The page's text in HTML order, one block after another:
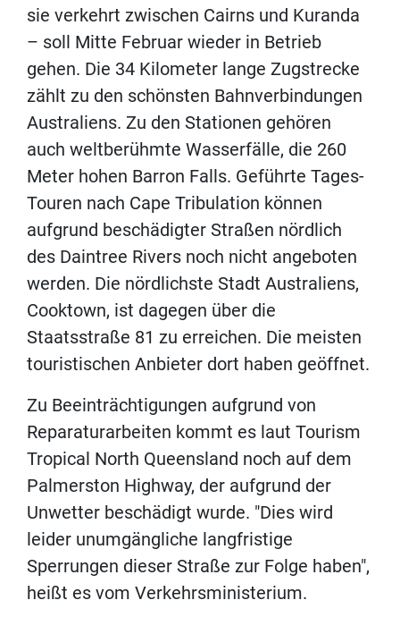
sie verkehrt zwischen Cairns und Kuranda
– soll Mitte Februar wieder in Betrieb
gehen. Die 34 Kilometer lange Zugstrecke
zählt zu den schönsten Bahnverbindungen
Australiens. Zu den Stationen gehören
auch weltberühmte Wasserfälle, die 260
Meter hohen Barron Falls. Geführte Tages-
Touren nach Cape Tribulation können
aufgrund beschädigter Straßen nördlich
des Daintree Rivers noch nicht angeboten
werden. Die nördlichste Stadt Australiens,
Cooktown, ist dagegen über die
Staatsstraße 81 zu erreichen. Die meisten
touristischen Anbieter dort haben geöffnet.
Zu Beeinträchtigungen aufgrund von
Reparaturarbeiten kommt es laut Tourism
Tropical North Queensland noch auf dem
Palmerston Highway, der aufgrund der
Unwetter beschädigt wurde. "Dies wird
leider unumgängliche langfristige
Sperrungen dieser Straße zur Folge haben",
heißt es vom Verkehrsministerium.